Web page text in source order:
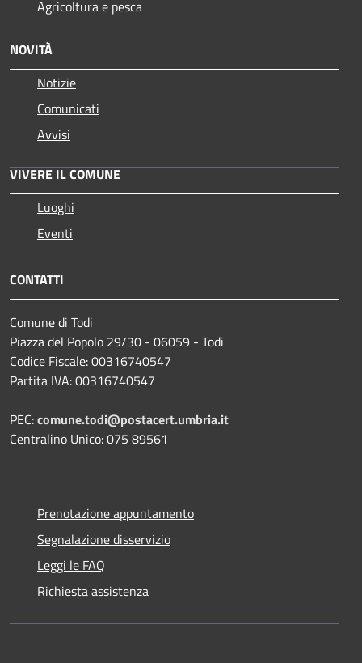
Agricoltura e pesca
NOVITÀ
Notizie
Comunicati
Avvisi
VIVERE IL COMUNE
Luoghi
Eventi
CONTATTI
Comune di Todi
Piazza del Popolo 29/30 - 06059 - Todi
Codice Fiscale: 00316740547
Partita IVA: 00316740547
PEC:comune.todi@postacert.umbria.it
Centralino Unico: 075 89561
Prenotazione appuntamento
Segnalazione disservizio
Leggi le FAQ
Richiesta assistenza